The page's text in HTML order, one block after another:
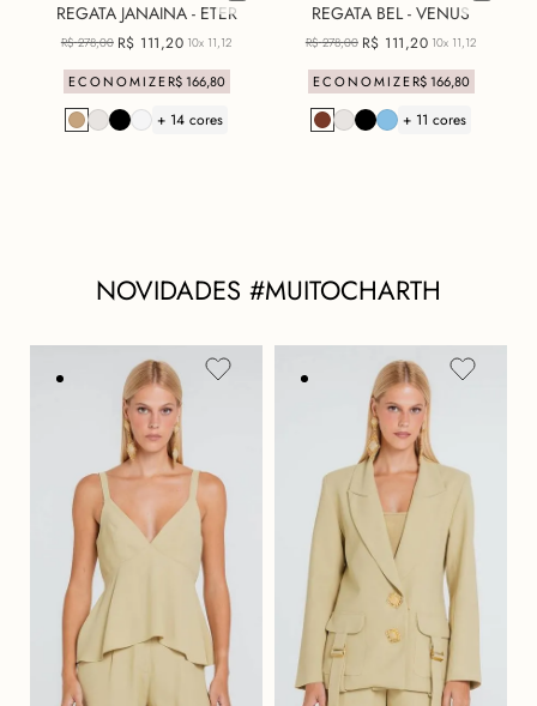
REGATA JANAINA - ETER
R$ 278,00 R$ 111,20 10x 11,12
ECONOMIZER$ 166,80
+ 14 cores
REGATA BEL - VENUS
R$ 278,00 R$ 111,20 10x 11,12
ECONOMIZER$ 166,80
+ 11 cores
NOVIDADES #MUITOCHARTH